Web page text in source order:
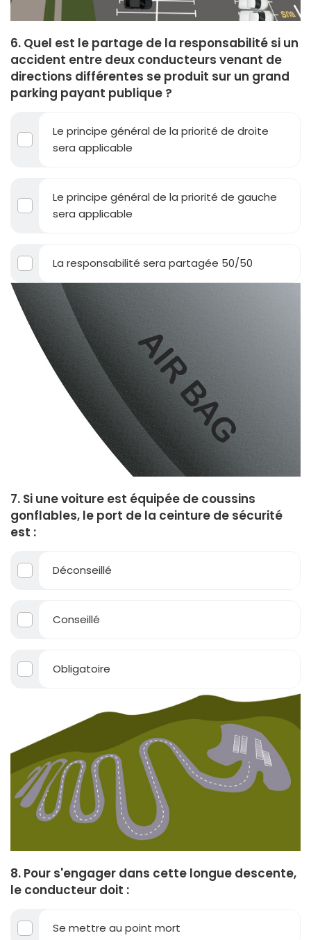
6. Quel est le partage de la responsabilité si un
accident entre deux conducteurs venant de
directions différentes se produit sur un grand
parking payant publique ?
Le principe général de la priorité de droite
sera applicable
Le principe général de la priorité de gauche
sera applicable
La responsabilité sera partagée 50/50
7. Si une voiture est équipée de coussins
gonflables, le port de la ceinture de sécurité
est :
Déconseillé
Conseillé
Obligatoire
8. Pour s'engager dans cette longue descente,
le conducteur doit :
Se mettre au point mort